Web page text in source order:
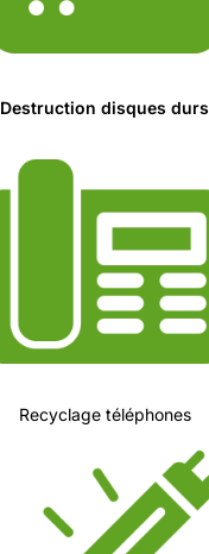
Destruction disques durs
Recyclage téléphones